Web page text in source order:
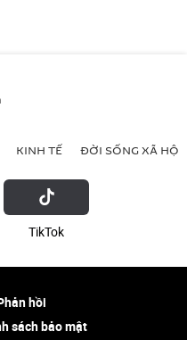
KINH TẾ ĐỜI SỐNG XÃ HỘI
ТikТоk
hồi
sách bảo mật